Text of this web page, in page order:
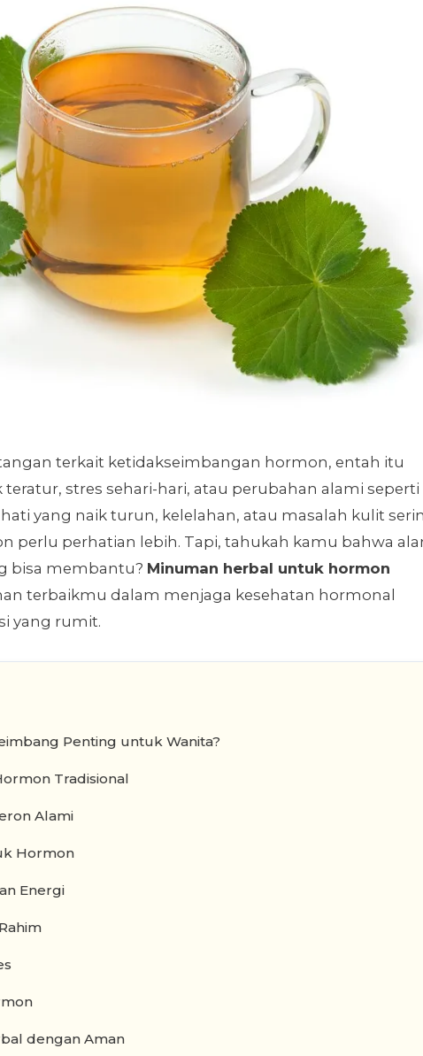
terkait ketidakseimbangan hormon, entah itu
stres sehari-hari, atau perubahan alami seperti
yang naik turun, kelelahan, atau masalah kulit
perlu perhatian lebih. Tapi, tahukah kamu bahwa
bisa membantu? Minuman herbal untuk hormon
terbaikmu dalam menjaga kesehatan hormonal
yang rumit.
Penting untuk Wanita?
Tradisional
Alami
Hormon
Energi
dengan Aman